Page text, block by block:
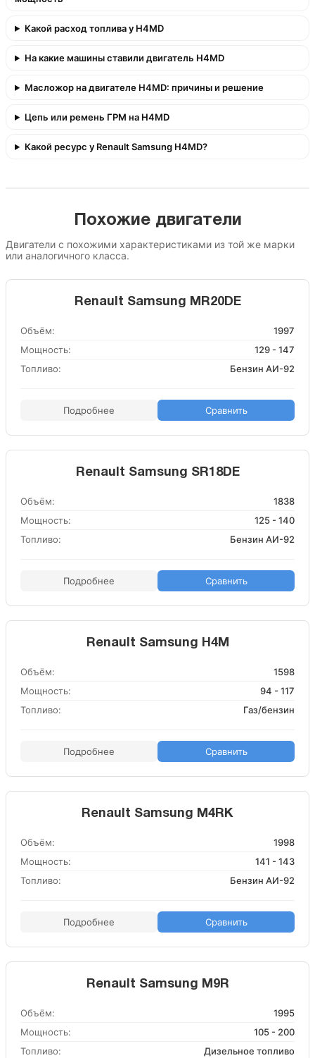
Какой расход топлива у H4MD
На какие машины ставили двигатель H4MD
Масложор на двигателе H4MD: причины и решение
Цепь или ремень ГРМ на H4MD
Какой ресурс у Renault Samsung H4MD?
Похожие двигатели
Двигатели с похожими характеристиками из той же марки
или аналогичного класса.
Renault Samsung MR20DE
Объём:
1997
Мощность:
129 - 147
Топливо:
Бензин АИ-92
Подробнее Сравнить
Renault Samsung SR18DE
Объём:
1838
Мощность:
125 - 140
Топливо:
Бензин АИ-92
Подробнее Сравнить
Renault Samsung H4M
Объём:
1598
Мощность:
94 - 117
Топливо:
Газ/бензин
Подробнее Сравнить
Renault Samsung M4RK
Объём:
1998
Мощность:
141 - 143
Топливо:
Бензин АИ-92
Подробнее Сравнить
Renault Samsung M9R
Объём:
1995
Мощность:
105 - 200
Топливо:
Дизельное топливо